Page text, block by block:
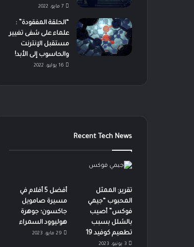
7 مايو، 2022
“الحلقة المفقودة” :
علماء على شفى تغيير
مستقبل الإنترنت
والحاسوب إلى الأبد!
16 يوليو، 2022
Recent Tech News
تقرير: الممثل
المحبوب “جيمي
فوكس” أصيب
بالشلل بسبب
تطعيم كوفيد 19
3 يونيو، 2023
أفضل 5 أفلام في
مسيرة صامويل
جاكسون؛ جوهرة
هوليوود السمراء
29 مايو، 2023